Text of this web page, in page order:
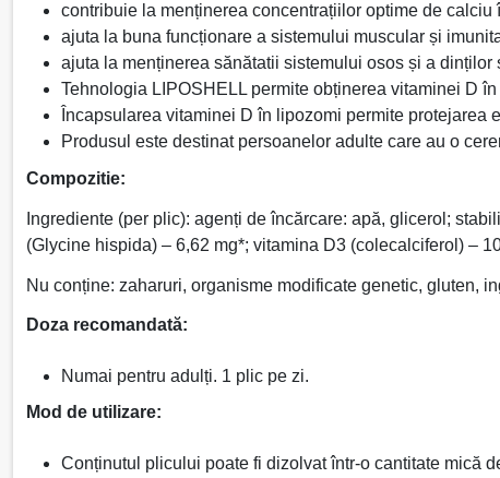
contribuie la menținerea concentrațiilor optime de
ajuta la buna funcționare a sistemului muscular și
ajuta la menținerea sănătatii sistemului osos și a
Tehnologia LIPOSHELL permite obținerea vitaminei D
Încapsularea vitaminei D în lipozomi permite
Produsul este destinat persoanelor adulte care au o
Compozitie:
Ingrediente (per plic): agenți de încărcare: apă, glicerol;
(Glycine hispida) – 6,62 mg*; vitamina D3 (colecalciferol) –
Nu conține: zaharuri, organisme modificate genetic, gluten,
Doza recomandată:
Numai pentru adulți. 1 plic pe zi.
Mod de utilizare:
Conținutul plicului poate fi dizolvat într-o cantitate mică